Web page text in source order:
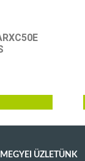
MEGYEI ÜZLETÜNK